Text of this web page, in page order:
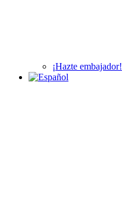
¡Hazte embajador!